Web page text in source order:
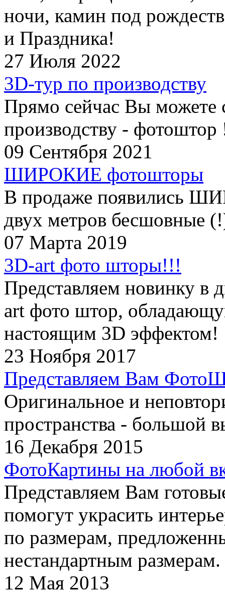
ночи, камин под
и Праздника!
27 Июля 2022
3D-тур по производству
Прямо сейчас Вы можете
производству - фотоштор
09 Сентября 2021
ШИРОКИЕ фотошторы
В продаже появились
двух метров бесшовные
07 Марта 2019
3D-art фото шторы!!!
Представляем новинку в
art фото штор,
настоящим 3D эффектом!
23 Ноября 2017
Представляем Вам
Оригинальное и
пространства - большой
16 Декабря 2015
ФотоКартины на любой
Представляем Вам
помогут украсить
по размерам,
нестандартным размерам.
12 Мая 2013